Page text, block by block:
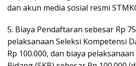
dan akun media sosial resmi
5. Biaya Pendaftaran sebesar Rp
pelaksanaan Seleksi Kompetensi
Rp 100.000, dan biaya